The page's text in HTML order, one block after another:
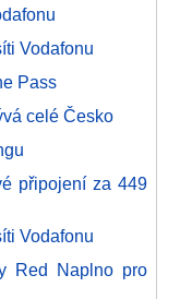
Vodafonu
Pass
celé Česko
připojení za 449
Vodafonu
Red Naplno pro